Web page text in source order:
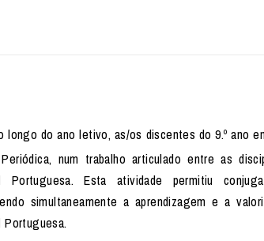
longo do ano letivo, as/os discentes do 9.º ano
num trabalho articulado entre as
Portuguesa. Esta atividade permitiu
simultaneamente a aprendizagem e a
Portuguesa.